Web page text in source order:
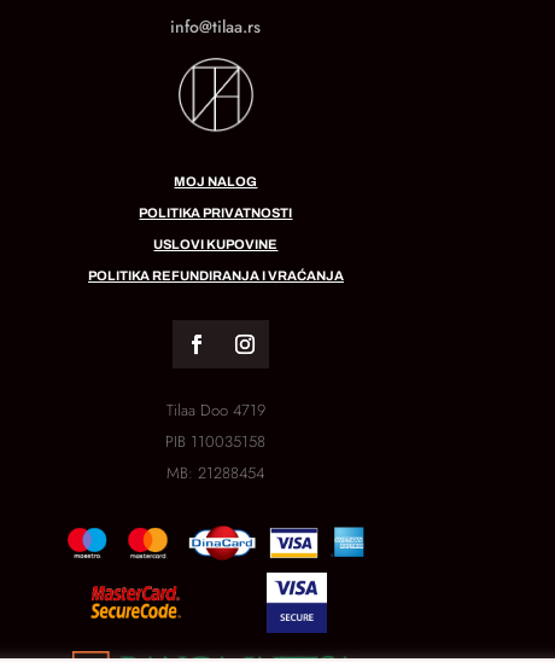
info@tilaa.rs
MOJ NALOG
POLITIKA PRIVATNOSTI
USLOVI KUPOVINE
POLITIKA REFUNDIRANJA I VRAĆANJA
Tilaa Doo 4719
PIB 110035158
MB:21288454